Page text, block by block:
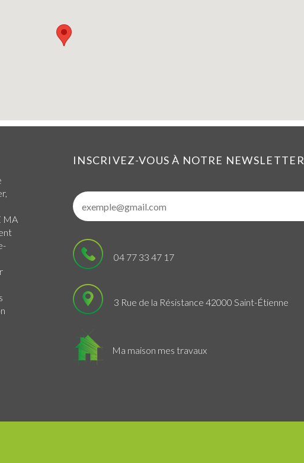
MA
INSCRIVEZ-VOUS À NOTRE NEWSLETTER
04 77 33 47 17
3 Rue de la Résistance 42000 Saint-Étienne
Ma maison mes travaux